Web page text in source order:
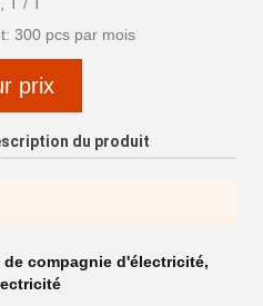
300 pcs par mois
prix
du produit
compagnie d'électricité,